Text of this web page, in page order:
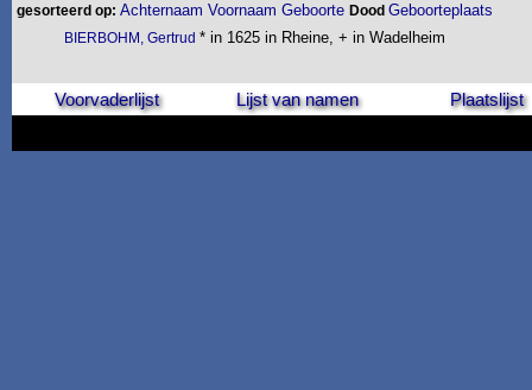
gesorteerd op: Achternaam Voornaam Geboorte Dood Geboorteplaats
BIERBOHM, Gertrud * in 1625 in Rheine, + in Wadelheim
Voorvaderlijst Lijst van namen Plaatslijst